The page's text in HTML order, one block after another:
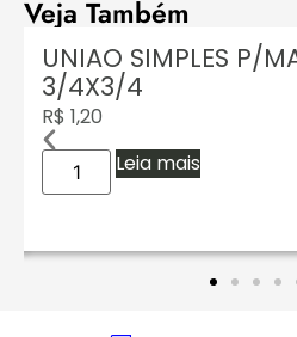
Veja Também
UNIAO SIMPLES P/
3/4X3/4
R$ 1,20
Leia mais